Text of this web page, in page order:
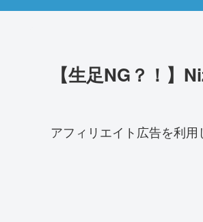
【生足NG？！】
アフィリエイト広告を利用